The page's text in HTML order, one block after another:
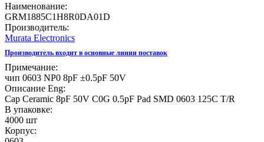
Наименование:
GRM1885C1H8R0DA01D
Производитель:
Murata Electronics
Производитель входит в основные линии поставок
Примечание:
чип 0603 NP0 8pF ±0.5pF 50V
Описание Eng:
Cap Ceramic 8pF 50V C0G 0.5pF Pad SMD 0603 125C T/R
В упаковке:
4000 шт
Корпус: